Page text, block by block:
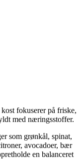
fokuserer på friske,
med næringsstoffer.
som grønkål, spinat,
avocadoer, bær
en balanceret